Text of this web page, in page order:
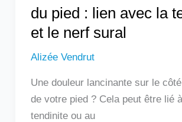
du pied : lien avec la
et le nerf sural
Alizée Vendrut
Une douleur lancinante sur le
de votre pied ? Cela peut être lié
tendinite ou au
tendinite
et
le
nerf